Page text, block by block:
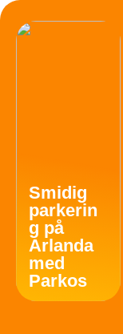
Smidig
parkerin
g på
Arlanda
med
Parkos